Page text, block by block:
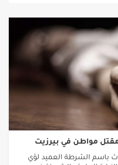
مواطن في بيرزيت
باسم الشرطة العميد لؤي
العامة والشرطة في